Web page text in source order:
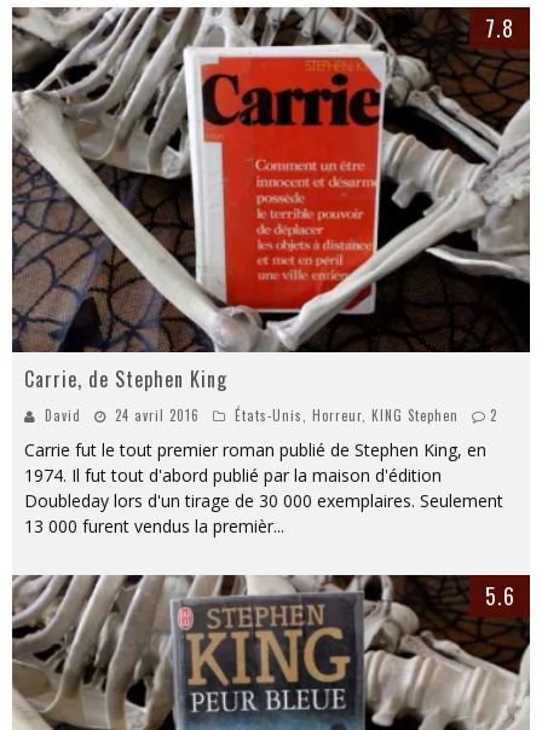
7.8
Carrie, de Stephen King
David 24 avril 2016 États-Unis, Horreur, KING Stephen 2
Carrie fut le tout premier roman publié de Stephen King, en
1974. Il fut tout d'abord publié par la maison d'édition
Doubleday lors d'un tirage de 30 000 exemplaires. Seulement
13 000 furent vendus la premièr...
5.6